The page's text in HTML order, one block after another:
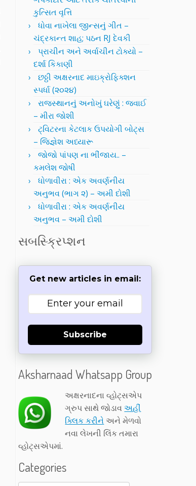
કુત્સિત વૃત્તિ
ધોવા નાખેલા જીન્સનું ગીત –
ચંદ્રકાન્ત શાહ; પઠન RJ દેવકી
પ્રાચીન અને અર્વાચીન ટોક્યો –
દર્શા કિકાણી
છઠ્ઠી અક્ષરનાદ માઇક્રોફિક્શન
સ્પર્ધા (૨૦૨૪)
રાજસ્થાનનું અનોખું ઘરેણું : જવાઈ
– મીરા જોશી
ટ્વિટરના કેટલાક ઉપયોગી બોટ્સ
– જિજ્ઞેશ અધ્યારૂ
જોજો પાંપણ ના ભીંજાય.. –
કમલેશ જોષી
ધોળાવીરા : એક અવર્ણનીય
અનુભવ (ભાગ ૨) – અમી દોશી
ધોળાવીરા : એક અવર્ણનીય
અનુભવ – અમી દોશી
સબસ્ક્રિપ્શન
Get new articles in email:
Subscribe
Aksharnaad Whatsapp Group
અક્ષરનાદના વ્હોટ્સએપ
ગ્રુપ સાથે જોડાવઅહીં
ક્લિક કરીને અને મેળવો
નવા લેખની લિંક તમારા
વ્હોટ્સએપમાં.
Categories